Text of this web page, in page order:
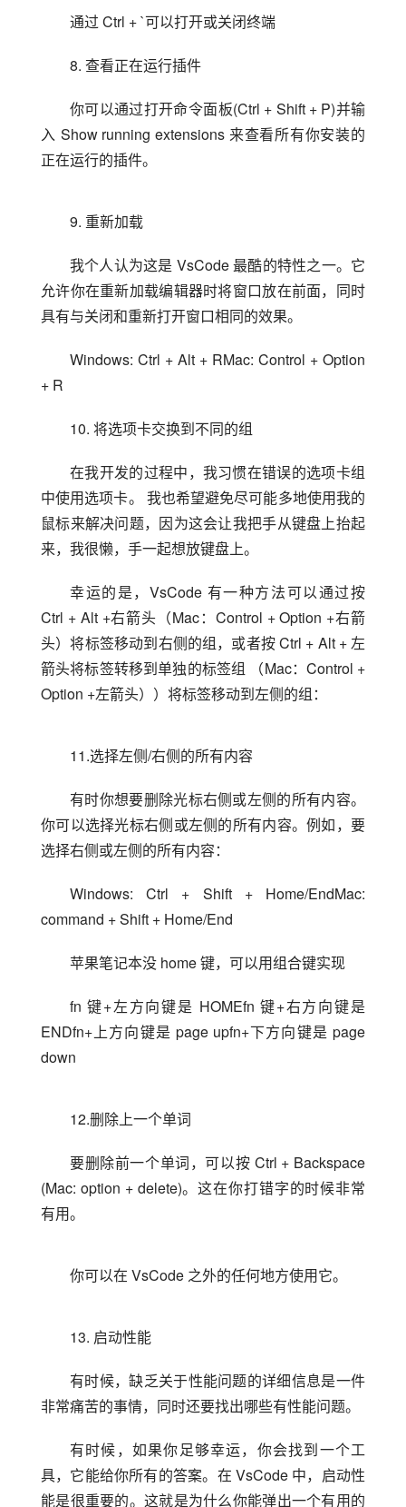
通过 Ctrl + `可以打开或关闭终端
8. 查看正在运行插件
你可以通过打开命令面板(Ctrl + Shift + P)并输
入 Show running extensions 来查看所有你安装的
正在运行的插件。
9. 重新加载
我个人认为这是 VsCode 最酷的特性之一。它
允许你在重新加载编辑器时将窗口放在前面，同时
具有与关闭和重新打开窗口相同的效果。
Windows: Ctrl + Alt + RMac: Control + Option
+ R
10. 将选项卡交换到不同的组
在我开发的过程中，我习惯在错误的选项卡组
中使用选项卡。 我也希望避免尽可能多地使用我的
鼠标来解决问题，因为这会让我把手从键盘上抬起
来，我很懒，手一起想放键盘上。
幸运的是，VsCode 有一种方法可以通过按
Ctrl + Alt +右箭头（Mac：Control + Option +右箭
头）将标签移动到右侧的组，或者按 Ctrl + Alt + 左
箭头将标签转移到单独的标签组 （Mac：Control +
Option +左箭头））将标签移动到左侧的组：
11.选择左侧/右侧的所有内容
有时你想要删除光标右侧或左侧的所有内容。
你可以选择光标右侧或左侧的所有内容。例如，要
选择右侧或左侧的所有内容：
Windows: Ctrl + Shift + Home/EndMac:
command + Shift + Home/End
苹果笔记本没 home 键，可以用组合键实现
fn 键+左方向键是 HOMEfn 键+右方向键是
ENDfn+上方向键是 page upfn+下方向键是 page
down
12.删除上一个单词
要删除前一个单词，可以按 Ctrl + Backspace
(Mac: option + delete)。这在你打错字的时候非常
有用。
你可以在 VsCode 之外的任何地方使用它。
13. 启动性能
有时候，缺乏关于性能问题的详细信息是一件
非常痛苦的事情，同时还要找出哪些有性能问题。
有时候，如果你足够幸运，你会找到一个工
具，它能给你所有的答案。在 VsCode 中，启动性
能是很重要的。这就是为什么你能弹出一个有用的